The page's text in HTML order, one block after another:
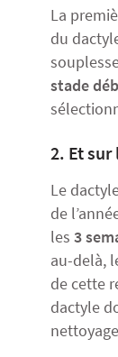
La
du
stade
2. Et
Le
de
les 3
au-delà,
de cette
dactyle